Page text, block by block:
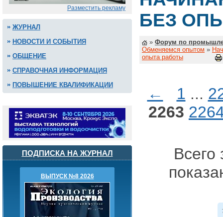
Разместить рекламу
ЖУРНАЛ
НОВОСТИ И СОБЫТИЯ
ОБЩЕНИЕ
СПРАВОЧНАЯ ИНФОРМАЦИЯ
ПОВЫШЕНИЕ КВАЛИФИКАЦИИ
ПОДПИСКА НА ЖУРНАЛ
ВЫПУСК №8 2026
БЕЗ
» Форум по
Обменяемся опытом »
опыта работы
← 1 ...
2263
Всего